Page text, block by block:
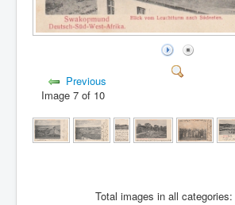
Previous
Image 7 of 10
Total images in all categories: